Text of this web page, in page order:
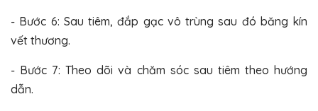
- Bước 6: Sau tiêm, đắp gạc vô trùng sau đó băng kín
vết thương.
- Bước 7: Theo dõi và chăm sóc sau tiêm theo hướng
dẫn.